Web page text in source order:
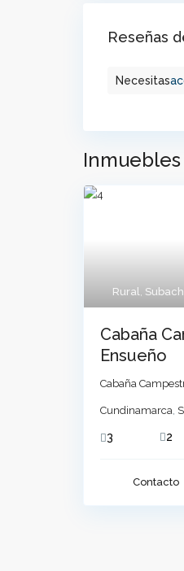
Reseñas
Necesitas
Rural,
Cabaña
Ensueño
Cabaña
Cundinamarca,
3 2
Contacto
+57